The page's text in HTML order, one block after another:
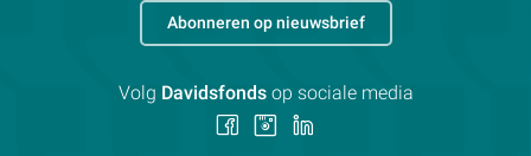
Abonneren op nieuwsbrief
Volg Davidsfondsop sociale media
Volg Volg